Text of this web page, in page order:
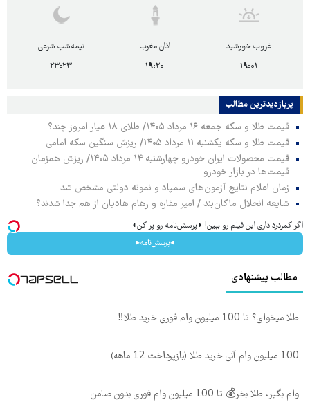
غروب خورشید
۱۹:۰۱
اذان مغرب
۱۹:۲۰
نیمه‌شب شرعی
۲۳:۲۳
پربازدیدترین‌ مطالب
قیمت طلا و سکه جمعه ۱۶ مرداد ۱۴۰۵/ طلای ۱۸ عیار امروز چند؟
قیمت طلا و سکه یکشنبه ۱۱ مرداد ۱۴۰۵/ ریزش سنگین سکه امامی
قیمت محصولات ایران خودرو چهارشنبه ۱۴ مرداد ۱۴۰۵/ ریزش همزمان
قیمت‌ها در بازار خودرو
زمان اعلام نتایج آزمون‌های سمپاد و نمونه دولتی مشخص شد
شایعه انحلال ماکان‌بند / امیر مقاره و رهام هادیان از هم جدا شدند؟
اگر کمردرد داری این فیلم رو ببین! ◗پرسش‌نامه رو پر کن◖
◂پرسش‌نامه▸
مطالب پیشنهادی
طلا میخوای؟ تا 100 میلیون وام فوری خرید طلا‼️
100 میلیون وام آنی خرید طلا (بازپرداخت 12 ماهه)
وام بگیر، طلا بخر💰 تا 100 میلیون وام فوری بدون ضامن